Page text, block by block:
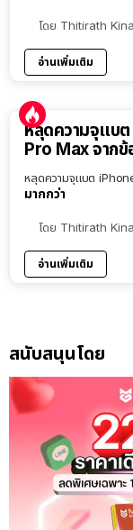
โดย Thitirath
อ่านเพิ่มเติม
หลุดความจุแบ
Pro Max จากข้
หลุดความจุแบต
มากกว่า
โดย Thitirath
อ่านเพิ่มเติม
สนับสนุนโดย